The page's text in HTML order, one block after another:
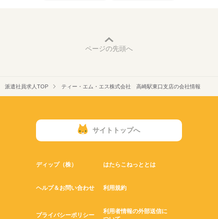
ページの先頭へ
派遣社員求人TOP ティー・エム・エス株式会社 高崎駅東口支店の会社情報
サイトトップへ
ディップ（株） はたらこねっととは
ヘルプ＆お問い合わせ 利用規約
プライバシーポリシー
利用者情報の外部送信に